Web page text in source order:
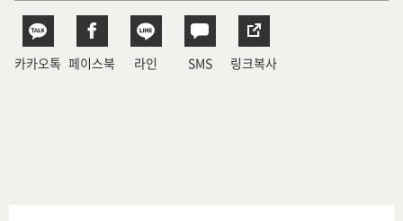
카카오톡 페이스북 라인 SMS 링크복사